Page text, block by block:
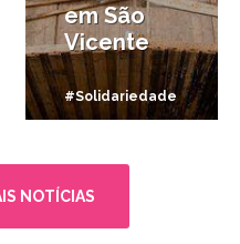
em São
Vicente
#Solidariedade
NOTÍCIAS